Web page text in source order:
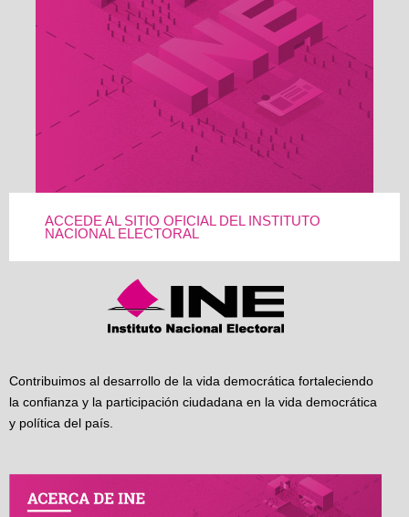
ACCEDE AL SITIO OFICIAL DEL INSTITUTO
NACIONAL ELECTORAL
Contribuimos al desarrollo de la vida democrática fortaleciendo
la confianza y la participación ciudadana en la vida democrática
y política del país.